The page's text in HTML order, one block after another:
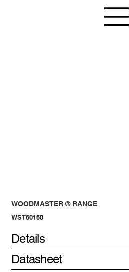
WOODMASTER ® RANGE
WST60160
Details
Datasheet